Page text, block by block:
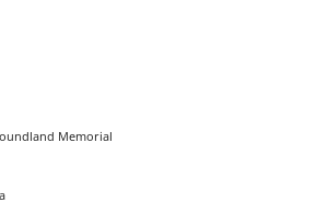
Memorial